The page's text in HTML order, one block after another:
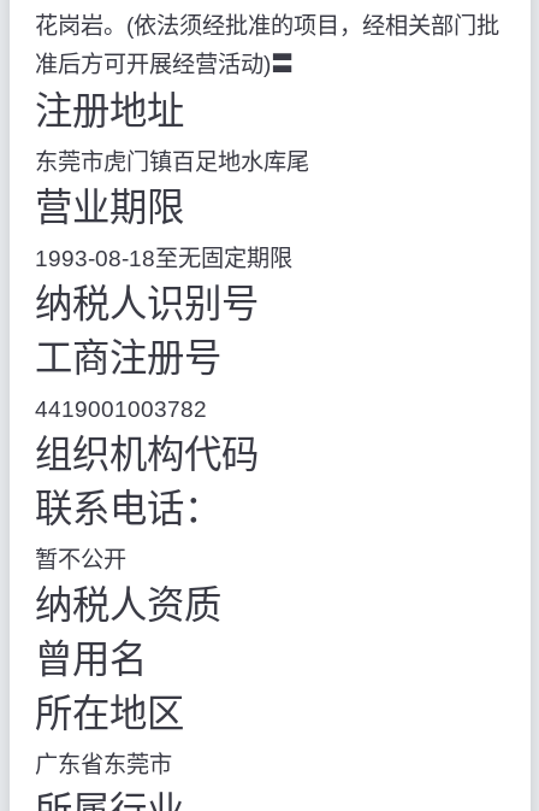
花岗岩。(依法须经批准的项目，经相关部门批
准后方可开展经营活动)〓
注册地址
东莞市虎门镇百足地水库尾
营业期限
1993-08-18至无固定期限
纳税人识别号
工商注册号
4419001003782
组织机构代码
联系电话：
暂不公开
纳税人资质
曾用名
所在地区
广东省东莞市